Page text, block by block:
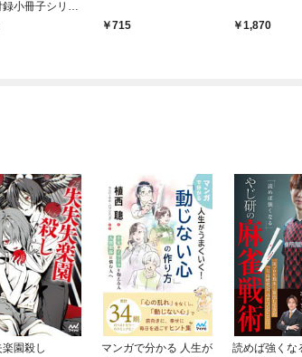
録小冊子シリー
715 1,870
楽園殺し
マンガで分かる 人生が
読めば強くな